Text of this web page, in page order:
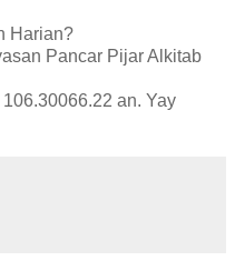
Harian?
Pancar Pijar Alkitab
an. Yay